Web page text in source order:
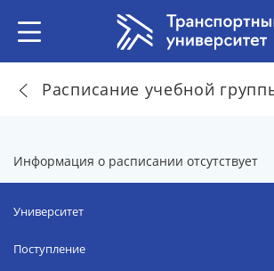
Расписание учебной
Информация о расписании отсутствует
Университет
Поступление